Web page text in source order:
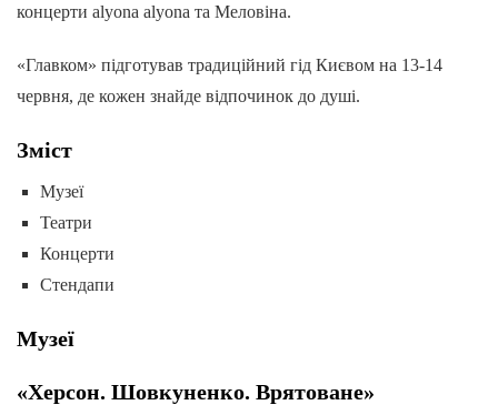
концерти alyona alyona та Меловіна.
«Главком» підготував традиційний гід Києвом на 13-14
червня, де кожен знайде відпочинок до душі.
Зміст
Музеї
Театри
Концерти
Стендапи
Музеї
«Херсон. Шовкуненко. Врятоване»